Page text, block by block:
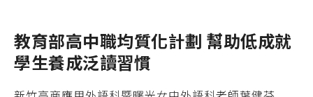
教育部高中職均質化計劃 幫助低成就
學生養成泛讀習慣